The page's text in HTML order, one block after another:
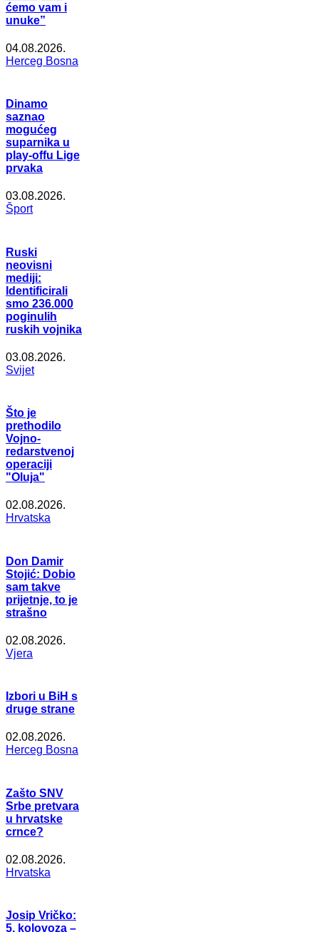
ćemo vam i
unuke”
04.08.2026.
Herceg Bosna
Dinamo
saznao
mogućeg
suparnika u
play-offu Lige
prvaka
03.08.2026.
Šport
Ruski
neovisni
mediji:
Identificirali
smo 236.000
poginulih
ruskih vojnika
03.08.2026.
Svijet
Što je
prethodilo
Vojno-
redarstvenoj
operaciji
"Oluja"
02.08.2026.
Hrvatska
Don Damir
Stojić: Dobio
sam takve
prijetnje, to je
strašno
02.08.2026.
Vjera
Izbori u BiH s
druge strane
02.08.2026.
Herceg Bosna
Zašto SNV
Srbe pretvara
u hrvatske
crnce?
02.08.2026.
Hrvatska
Josip Vričko:
5. kolovoza –